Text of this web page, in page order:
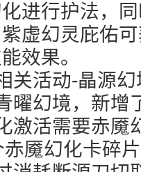
进行护法，
虚幻灵庇佑
效果。
关活动-晶源
曜幻境，新增
激活需要赤
魇幻化卡碎